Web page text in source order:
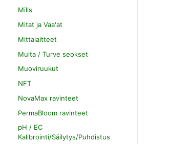
Mills
Mitat ja Vaa'at
Mittalaitteet
Multa / Turve seokset
Muoviruukut
NFT
NovaMax ravinteet
PermaBloom ravinteet
pH / EC
Kalibrointi/Säilytys/Puhdistus